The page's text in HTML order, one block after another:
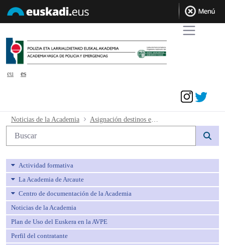
eu
es
Asignación destinos en Conjunta 2022
Noticias de la Academia
Búsqueda web
Actividad formativa
La Academia de Arcaute
Centro de documentación de la Academia
Noticias de la Academia
Plan de Uso del Euskera en la AVPE
Perfil del contratante